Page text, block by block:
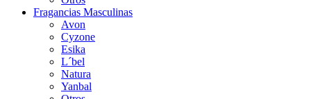
Fragancias Masculinas
Avon
Cyzone
Esika
L´bel
Natura
Yanbal